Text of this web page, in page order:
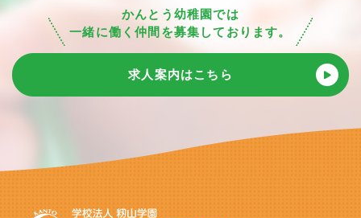
かんとう幼稚園では
一緒に働く仲間を募集しております。
求人案内はこちら